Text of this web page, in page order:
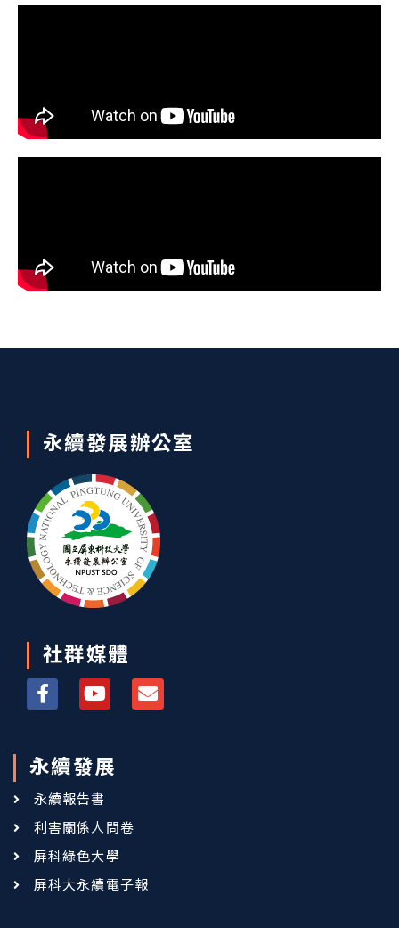
永續發展辦公室
社群媒體
永續發展
永續報告書
利害關係人問卷
屏科綠色大學
屏科大永續電子報